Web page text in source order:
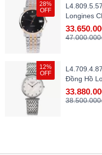
28%
OFF
Longines
12%
OFF
Đồng Hồ